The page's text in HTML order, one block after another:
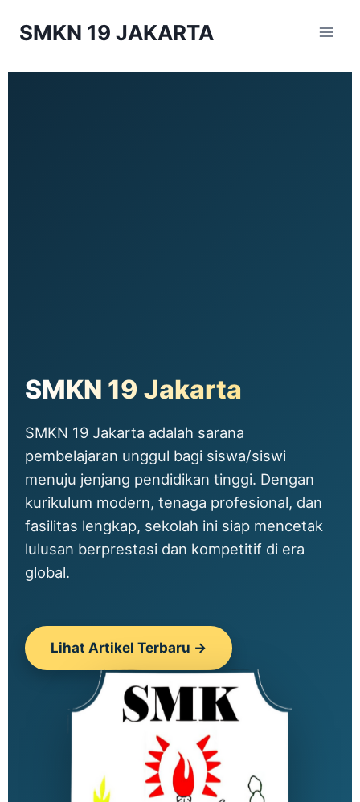
SMKN 19 JAKARTA
SMKN 19 Jakarta
SMKN 19 Jakarta adalah sarana
pembelajaran unggul bagi siswa/siswi
menuju jenjang pendidikan tinggi. Dengan
kurikulum modern, tenaga profesional, dan
fasilitas lengkap, sekolah ini siap mencetak
lulusan berprestasi dan kompetitif di era
global.
Lihat Artikel Terbaru →